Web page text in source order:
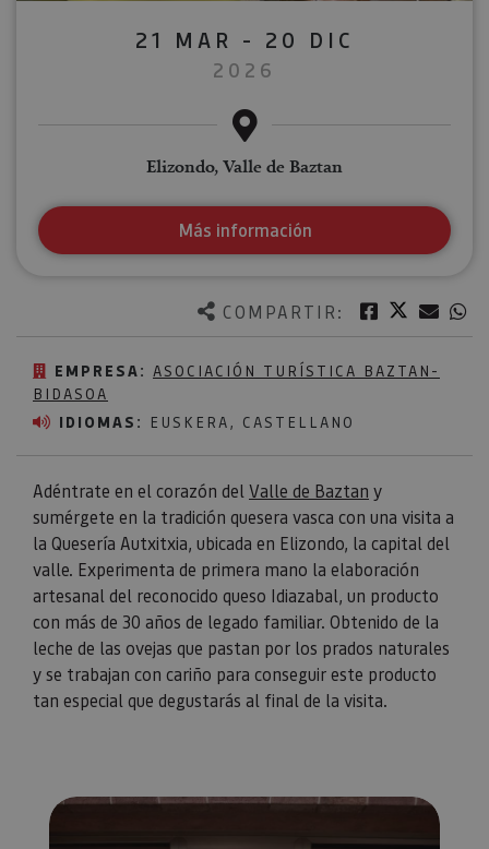
COMPARTIR: Facebook
Twitter
EMPRESA: ASOCIACIÓN TURÍSTICA BAZTAN-
BIDASOA
IDIOMAS: EUSKERA, CASTELLANO
Adéntrate en el corazón delValle de Baztan y
sumérgete en la tradición quesera vasca con una visita a
la Quesería Autxitxia, ubicada en Elizondo, la capital del
valle. Experimenta de primera mano la elaboración
artesanal del reconocido queso Idiazabal, un producto
con más de 30 años de legado familiar. Obtenido de la
leche de las ovejas que pastan por los prados naturales
y se trabajan con cariño para conseguir este producto
tan especial que degustarás al final de la visita.
21 MAR - 20 DIC
2026
Elizondo, Valle de Baztan
Más información